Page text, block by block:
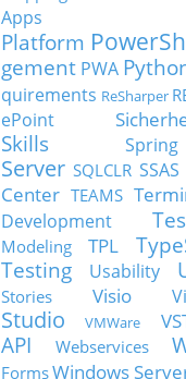
Apps
Platform
gement PWA
quirements ReSharper
ePoint
Skills
Spring
Server SQLCLR SSAS
Center TEAMS
Development
Modeling
TPL
Testing
Usability
Stories
Visio
Studio
VMWare
API
Webservices
FormsWindows